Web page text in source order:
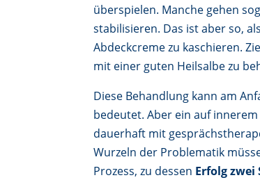
überspielen. Manche gehen
stabilisieren. Das ist aber so,
Abdeckcreme zu kaschieren.
mit einer guten Heilsalbe zu
Diese Behandlung kann am
bedeutet. Aber ein auf
dauerhaft mit
Wurzeln der Problematik
Prozess, zu dessen Erfolg zwei